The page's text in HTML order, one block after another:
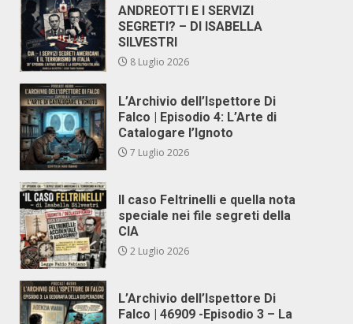
ANDREOTTI E I SERVIZI
SEGRETI? – DI ISABELLA
SILVESTRI
8 Luglio 2026
L’Archivio dell’Ispettore Di
Falco | Episodio 4: L’Arte di
Catalogare l’Ignoto
7 Luglio 2026
Il caso Feltrinelli e quella nota
speciale nei file segreti della
CIA
2 Luglio 2026
L’Archivio dell’Ispettore Di
Falco | 46909 -Episodio 3 – La